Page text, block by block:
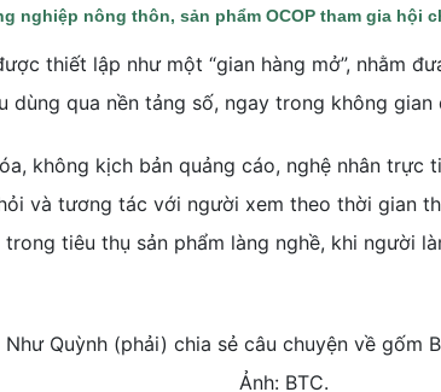
nghiệp nông thôn, sản phẩm OCOP tham gia hội
thiết lập như một “gian hàng mở”, nhằm
dùng qua nền tảng số, ngay trong không gian
không kịch bản quảng cáo, nghệ nhân trực
và tương tác với người xem theo thời gian
tiêu thụ sản phẩm làng nghề, khi người